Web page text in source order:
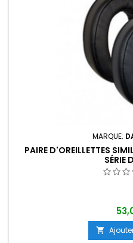
MARQUE:
PAIRE D'OREILLETTES
SÉRIE
